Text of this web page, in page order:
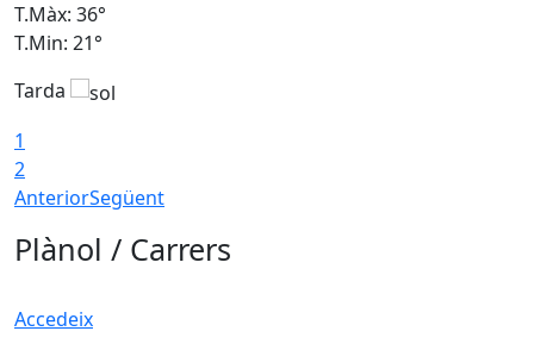
T.Màx: 36°
T.Min: 21°
Tarda
1
2
AnteriorSegüent
Plànol / Carrers
Accedeix